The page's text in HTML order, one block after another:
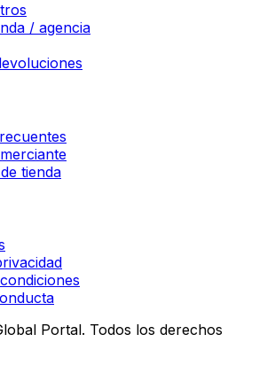
/ agencia
tienda
Portal. Todos los derechos